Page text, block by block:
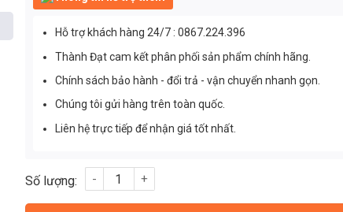
Hỗ trợ khách hàng 24/7 : 0867.224.396
Thành Đạt cam kết phân phối sản phẩm chính hãng.
Chính sách bảo hành - đổi trả - vận chuyển nhanh gọn.
Chúng tôi gửi hàng trên toàn quốc.
Liên hệ trực tiếp để nhận giá tốt nhất.
Đèn trang trí thả pha lê cao cấp 6066T8 Thành Đạt số lượng